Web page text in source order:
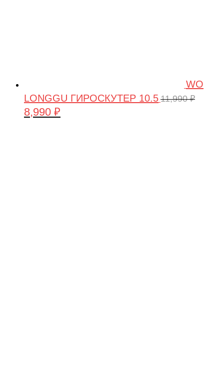
WO
LONGGU ГИРОСКУТЕР 10.5 11,990₽
Первоначальная
8,990 ₽